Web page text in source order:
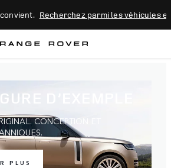
Recherchez parmi les véhicules
D’EXEMPLE
CONCEPTION ET
PLUS